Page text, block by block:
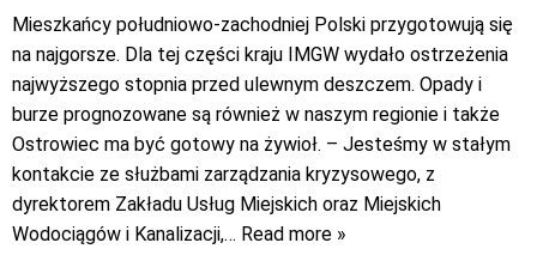
Mieszkańcy południowo-zachodniej Polski przygotowują się
na najgorsze. Dla tej części kraju IMGW wydało ostrzeżenia
najwyższego stopnia przed ulewnym deszczem. Opady i
burze prognozowane są również w naszym regionie i także
Ostrowiec ma być gotowy na żywioł. – Jesteśmy w stałym
kontakcie ze służbami zarządzania kryzysowego, z
dyrektorem Zakładu Usług Miejskich oraz Miejskich
Wodociągów i Kanalizacji,… Read more »